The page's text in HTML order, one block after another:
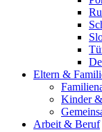
Eltern &
Kinder
Arbeit & Beruf